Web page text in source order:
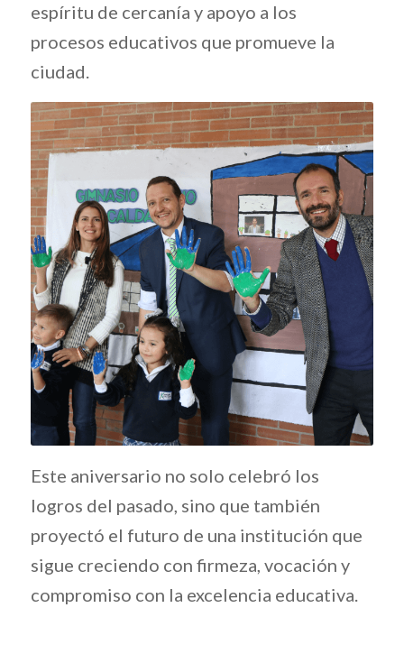
espíritu de cercanía y apoyo a los
procesos educativos que promueve la
ciudad.
Este aniversario no solo celebró los
logros del pasado, sino que también
proyectó el futuro de una institución que
sigue creciendo con firmeza, vocación y
compromiso con la excelencia educativa.